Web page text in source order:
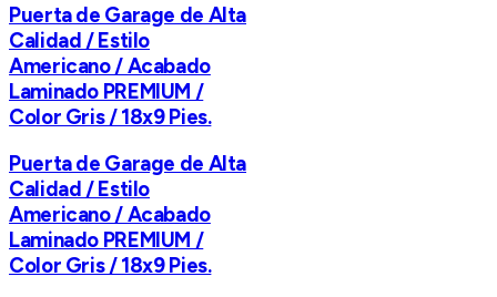
Puerta de Garage de Alta
Calidad / Estilo
Americano / Acabado
Laminado PREMIUM /
Color Gris / 18x9 Pies.
Puerta de Garage de Alta
Calidad / Estilo
Americano / Acabado
Laminado PREMIUM /
Color Gris / 18x9 Pies.